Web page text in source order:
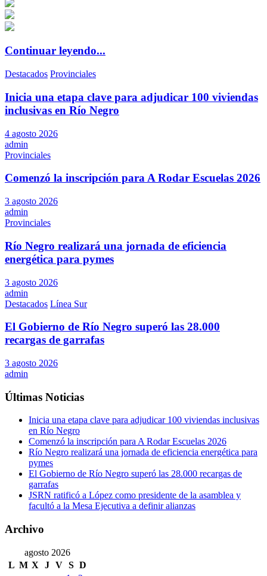
Continuar leyendo...
Destacados Provinciales
Inicia una etapa clave para adjudicar 100 viviendas
inclusivas en Río Negro
4 agosto 2026
admin
Provinciales
Comenzó la inscripción para A Rodar Escuelas 2026
3 agosto 2026
admin
Provinciales
Río Negro realizará una jornada de eficiencia
energética para pymes
3 agosto 2026
admin
Destacados Línea Sur
El Gobierno de Río Negro superó las 28.000
recargas de garrafas
3 agosto 2026
admin
Últimas Noticias
Inicia una etapa clave para adjudicar 100 viviendas inclusivas
en Río Negro
Comenzó la inscripción para A Rodar Escuelas 2026
Río Negro realizará una jornada de eficiencia energética para
pymes
El Gobierno de Río Negro superó las 28.000 recargas de
garrafas
JSRN ratificó a López como presidente de la asamblea y
facultó a la Mesa Ejecutiva a definir alianzas
Archivo
agosto 2026
L M X J V S D